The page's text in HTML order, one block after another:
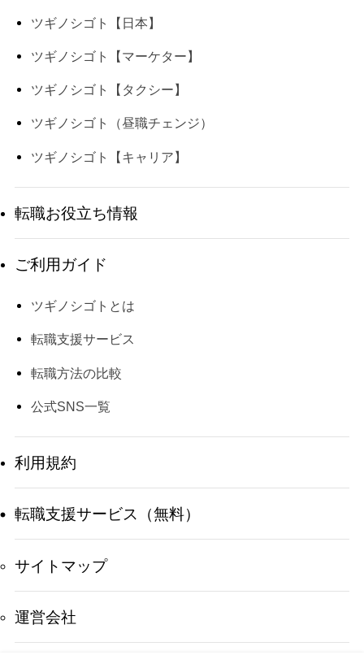
ツギノシゴト【日本】
ツギノシゴト【マーケター】
ツギノシゴト【タクシー】
ツギノシゴト（昼職チェンジ）
ツギノシゴト【キャリア】
転職お役立ち情報
ご利用ガイド
ツギノシゴトとは
転職支援サービス
転職方法の比較
公式SNS一覧
利用規約
転職支援サービス（無料）
サイトマップ
運営会社